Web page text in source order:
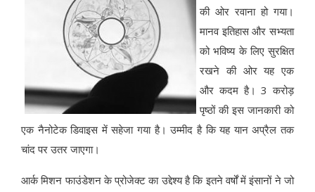
की ओर रवाना हो गया।
मानव इतिहास और सभ्यता
को भविष्य के लिए सुरक्षित
रखने की ओर यह एक
और कदम है। 3 करोड़
पृष्ठों की इस जानकारी को
एक नैनोटेक डिवाइस में सहेजा गया है। उम्मीद है कि यह यान अप्रैल तक
चांद पर उतर जाएगा।
आर्क मिशन फाउंडेशन के प्रोजेक्ट का उद्देश्य है कि इतने वर्षों में इंसानों ने जो